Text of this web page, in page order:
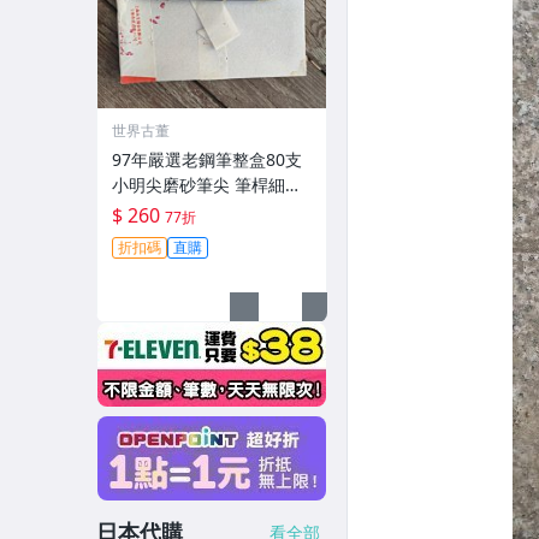
世界古董
97年嚴選老鋼筆整盒80支
小明尖磨砂筆尖 筆桿細長
適合收藏 永生 97年 老鋼
筆 收藏
$ 260 77折
折扣碼 直購
日本代購 看全部